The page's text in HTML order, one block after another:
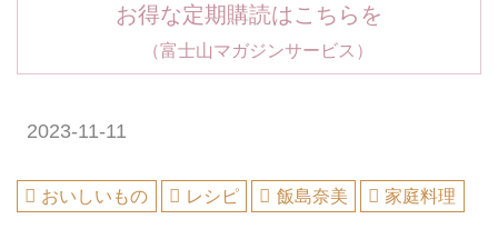
お得な定期購読はこちらを
（富士山マガジンサービス）
2023-11-11
おいしいもの レシピ 飯島奈美 家庭料理